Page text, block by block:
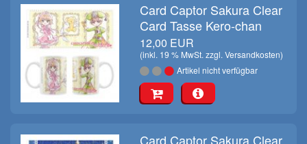
Card Captor Sakura Clear
Card Tasse Kero-chan
12,00 EUR
(inkl. 19 % MwSt. zzgl.Versandkosten)
Artikel nicht verfügbar
Card Captor Sakura Clear